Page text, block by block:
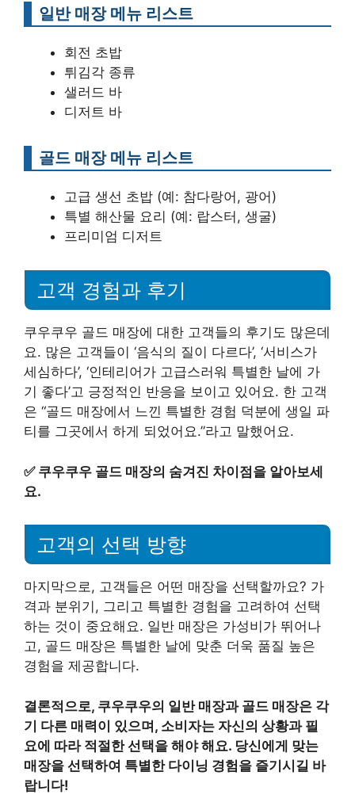
일반 매장 메뉴 리스트
회전 초밥
튀김각 종류
샐러드 바
디저트 바
골드 매장 메뉴 리스트
고급 생선 초밥 (예: 참다랑어, 광어)
특별 해산물 요리 (예: 랍스터, 생굴)
프리미엄 디저트
고객 경험과 후기
쿠우쿠우 골드 매장에 대한 고객들의 후기도 많은데
요. 많은 고객들이 ‘음식의 질이 다르다’, ‘서비스가
세심하다’, ‘인테리어가 고급스러워 특별한 날에 가
기 좋다’고 긍정적인 반응을 보이고 있어요. 한 고객
은 “골드 매장에서 느낀 특별한 경험 덕분에 생일 파
티를 그곳에서 하게 되었어요.”라고 말했어요.
✅ 쿠우쿠우 골드 매장의 숨겨진 차이점을 알아보세
요.
고객의 선택 방향
마지막으로, 고객들은 어떤 매장을 선택할까요? 가
격과 분위기, 그리고 특별한 경험을 고려하여 선택
하는 것이 중요해요. 일반 매장은 가성비가 뛰어나
고, 골드 매장은 특별한 날에 맞춘 더욱 품질 높은
경험을 제공합니다.
결론적으로, 쿠우쿠우의 일반 매장과 골드 매장은 각
기 다른 매력이 있으며, 소비자는 자신의 상황과 필
요에 따라 적절한 선택을 해야 해요. 당신에게 맞는
매장을 선택하여 특별한 다이닝 경험을 즐기시길 바
랍니다!